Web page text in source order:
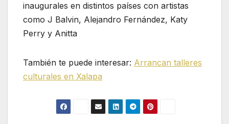
inaugurales en distintos países con artistas
como J Balvin, Alejandro Fernández, Katy
Perry y Anitta
También te puede interesar: Arrancan talleres
culturales en Xalapa